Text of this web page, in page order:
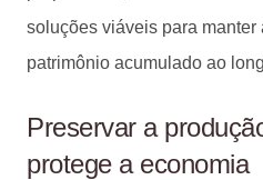
soluções viáveis para manter
patrimônio acumulado ao
Preservar a
protege a economia